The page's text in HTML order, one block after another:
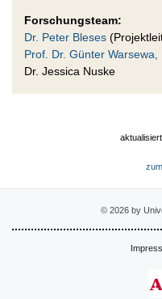
Forschungsteam:
Dr. Peter Bleses
Prof. Dr. Günter Warsewa,
Dr. Jessica Nuske
© 2026 by